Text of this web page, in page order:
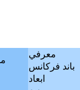
معرفي
باند فرکانس
ابعاد